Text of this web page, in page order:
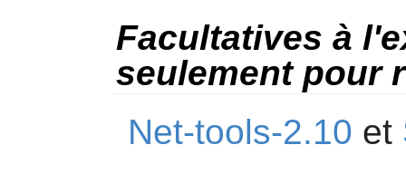
Facultatives à
seulement pour
Net-tools-2.10 et